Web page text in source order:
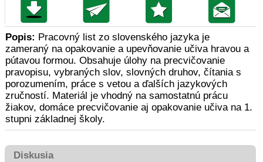
Popis: Pracovný list zo slovenského jazyka je
zameraný na opakovanie a upevňovanie učiva hravou a
pútavou formou. Obsahuje úlohy na precvičovanie
pravopisu, vybraných slov, slovných druhov, čítania s
porozumením, práce s vetou a ďalších jazykových
zručností. Materiál je vhodný na samostatnú prácu
žiakov, domáce precvičovanie aj opakovanie učiva na 1.
stupni základnej školy.
Diskusia